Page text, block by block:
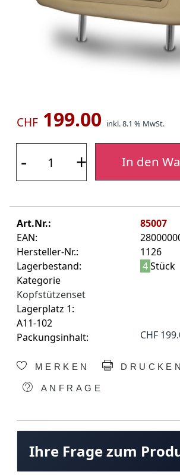
CHF 199.00 inkl. 8.1 % MwSt.
- + In den
Art.Nr.:
85007
EAN:
Hersteller-Nr.:
1126
Lagerbestand:
4Stück
Kategorie
Kopfstützenset
Lagerplatz 1:
A11-102
Packungsinhalt:
CHF
MERKEN DRUCKEN
ANFRAGE
Ihre Frage zum